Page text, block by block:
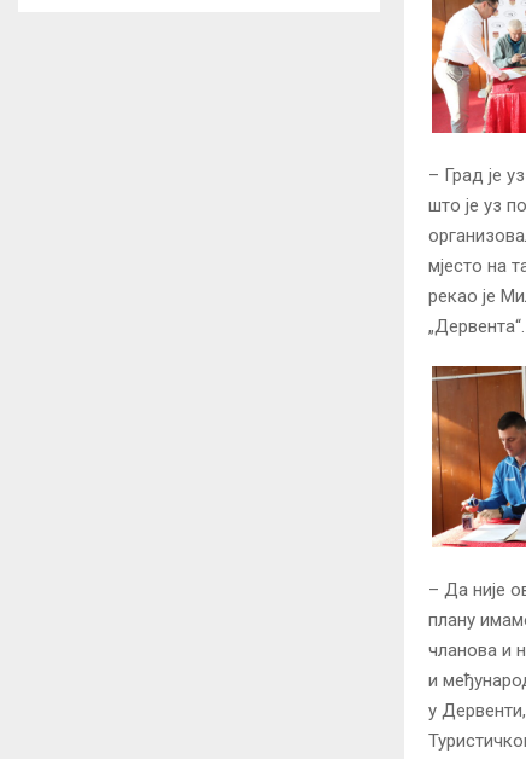
– Град је
што је уз
мјесто на
рекао је
„Дервента“.
– Да није
плану
чланова и
и
у